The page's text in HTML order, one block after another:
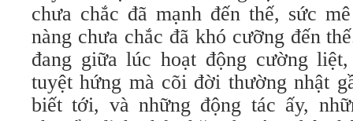
chưa chắc đã mạnh đến thế, sức
nàng chưa chắc đã khó cưỡng đến
đang giữa lúc hoạt động cường
tuyệt hứng mà cõi đời thường nhật
biết tới, và những động tác ấy,